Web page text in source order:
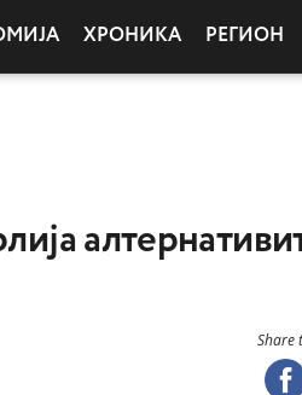
ХРОНИКА РЕГИОН
Share